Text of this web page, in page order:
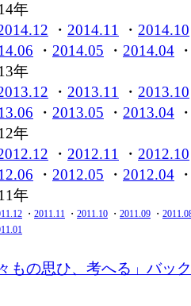
年
・ 2014.11 ・ 2014.10
・ 2014.05 ・ 2014.04
年
・ 2013.11 ・ 2013.10
・ 2013.05 ・ 2013.04
年
・ 2012.11 ・ 2012.10
・ 2012.05 ・ 2012.04
年
・ 2011.11 ・ 2011.10 ・ 2011.09 ・
々もの思ひ、考へる」バッ